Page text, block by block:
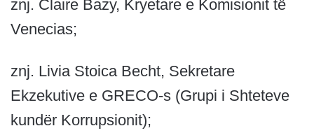
znj. Claire Bazy, Kryetare e Komisionit të
Venecias;
znj. Livia Stoica Becht, Sekretare
Ekzekutive e GRECO-s (Grupi i Shteteve
kundër Korrupsionit);